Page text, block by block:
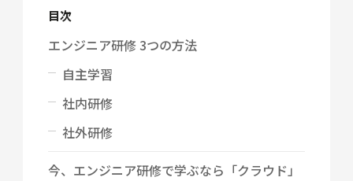
目次
エンジニア研修 3つの方法
自主学習
社内研修
社外研修
今、エンジニア研修で学ぶなら「クラウド」